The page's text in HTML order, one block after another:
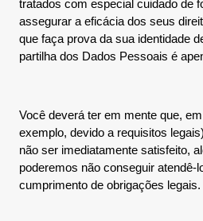
tratados com especial cuidado de
assegurar a eficácia dos seus
que faça prova da sua identidade
partilha dos Dados Pessoais é
Você deverá ter em mente que,
exemplo, devido a requisitos
não ser imediatamente satisfeito,
poderemos não conseguir atendê-
cumprimento de obrigações legais.